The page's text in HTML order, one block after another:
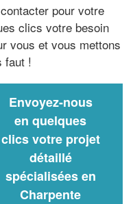
pour votre
clics votre besoin
vous et vous mettons
faut !
Envoyez-nous
en quelques
clics votre projet
détaillé
spécialisées en
Charpente